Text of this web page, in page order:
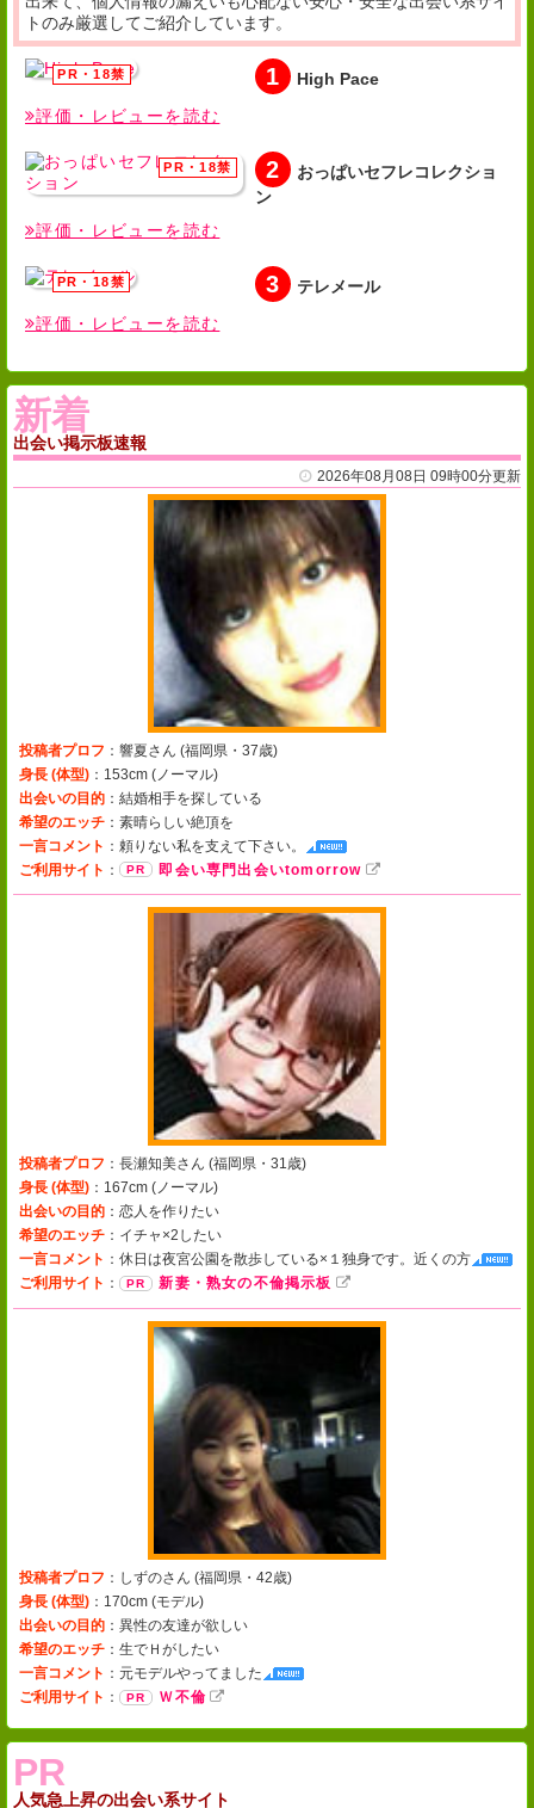
トのみ厳選してご紹介しています。
1
High Pace
評価・レビューを読む
2
おっぱいセフレコレクショ
ン
評価・レビューを読む
3
テレメール
評価・レビューを読む
新着
出会い掲示板速報
2026年08月08日 09時00分更新
投稿者プロフ ：響夏さん (福岡県・37歳)
身長 (体型) ：153cm ( ノーマル)
出会いの目的 ：結婚相手を探している
希望のエッチ ：素晴らしい絶頂を
一言コメント ： 頼りない私を支えて下さい。
ご利用サイト ： 即会い専門出会いtomorrow
投稿者プロフ ：長瀬知美さん (福岡県・31歳)
身長 (体型) ：167cm (ノーマル)
出会いの目的 ：恋人を作りたい
希望のエッチ ：イチャ×2したい
一言コメント ： 休日は夜宮公園を散歩している×１独身です。近くの方
ご利用サイト ： 新妻・熟女の不倫掲示板
投稿者プロフ ：しずのさん (福岡県・42歳)
身長 (体型) ：170cm (モデル)
出会いの目的 ：異性の友達が欲しい
希望のエッチ ：生でＨがしたい
一言コメント ： 元モデルやってました
ご利用サイト ： Ｗ不倫
PR
人気急上昇の出会い系サイト